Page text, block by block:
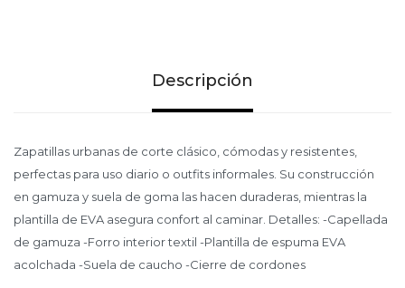
Descripción
Zapatillas urbanas de corte clásico, cómodas y resistentes,
perfectas para uso diario o outfits informales. Su construcción
en gamuza y suela de goma las hacen duraderas, mientras la
plantilla de EVA asegura confort al caminar. Detalles: -Capellada
de gamuza -Forro interior textil -Plantilla de espuma EVA
acolchada -Suela de caucho -Cierre de cordones